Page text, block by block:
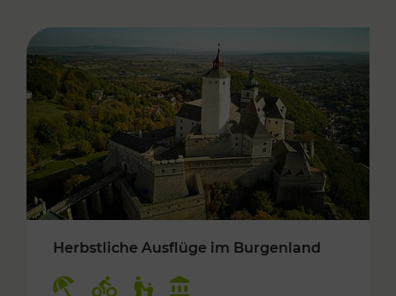
Herbstliche Ausflüge im Burgenland